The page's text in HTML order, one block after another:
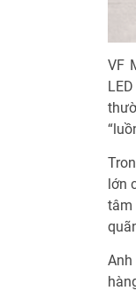
VF
lớn
tâm